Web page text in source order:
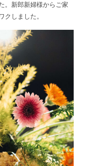
。新郎新婦様からご家
クしました。